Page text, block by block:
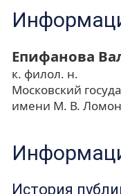
Епифанова
к. филол. н.
Московский
имени М. В.
История